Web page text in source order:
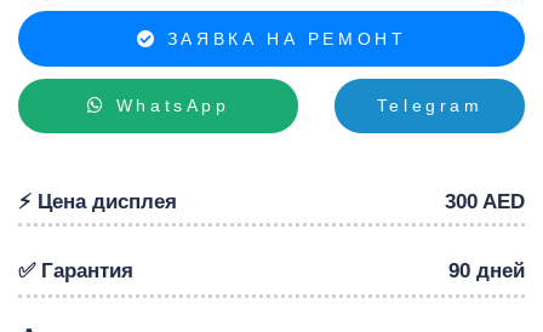
ЗАЯВКА НА РЕМОНТ
WhatsApp Telegram
⚡️ Цена дисплея 300 AED
✅ Гарантия 90 дней